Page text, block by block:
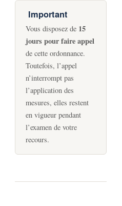
Important
Vous disposez de 15
jours pour faire appel
de cette ordonnance.
Toutefois, l’appel
n’interrompt pas
l’application des
mesures, elles restent
en vigueur pendant
l’examen de votre
recours.